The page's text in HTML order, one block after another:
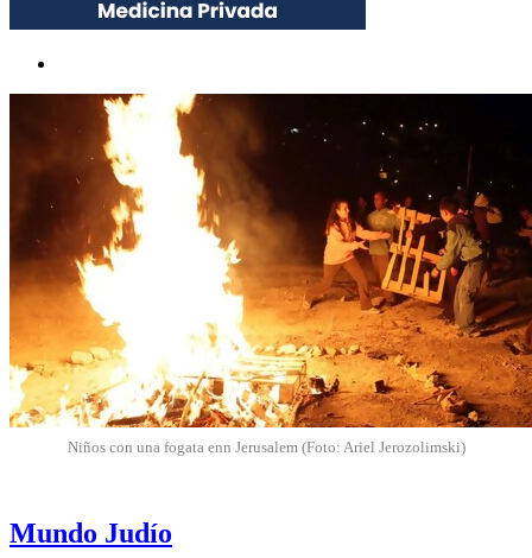
Niños con una fogata enn Jerusalem (Foto: Ariel Jerozolimski)
Mundo Judío